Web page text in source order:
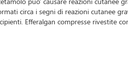
circa i segni di reazioni cutanee
Efferalgan compresse rivestite